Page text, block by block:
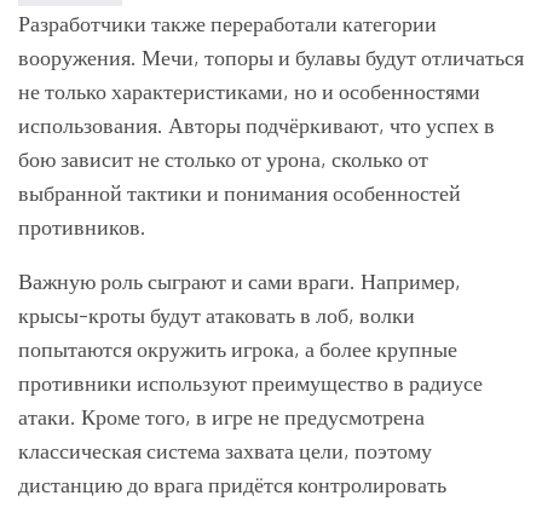
Разработчики также переработали категории
вооружения. Мечи, топоры и булавы будут отличаться
не только характеристиками, но и особенностями
использования. Авторы подчёркивают, что успех в
бою зависит не столько от урона, сколько от
выбранной тактики и понимания особенностей
противников.
Важную роль сыграют и сами враги. Например,
крысы-кроты будут атаковать в лоб, волки
попытаются окружить игрока, а более крупные
противники используют преимущество в радиусе
атаки. Кроме того, в игре не предусмотрена
классическая система захвата цели, поэтому
дистанцию до врага придётся контролировать